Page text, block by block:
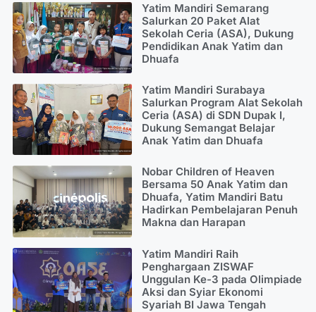
Yatim Mandiri Semarang
Salurkan 20 Paket Alat
Sekolah Ceria (ASA), Dukung
Pendidikan Anak Yatim dan
Dhuafa
Yatim Mandiri Surabaya
Salurkan Program Alat Sekolah
Ceria (ASA) di SDN Dupak I,
Dukung Semangat Belajar
Anak Yatim dan Dhuafa
Nobar Children of Heaven
Bersama 50 Anak Yatim dan
Dhuafa, Yatim Mandiri Batu
Hadirkan Pembelajaran Penuh
Makna dan Harapan
Yatim Mandiri Raih
Penghargaan ZISWAF
Unggulan Ke-3 pada Olimpiade
Aksi dan Syiar Ekonomi
Syariah BI Jawa Tengah